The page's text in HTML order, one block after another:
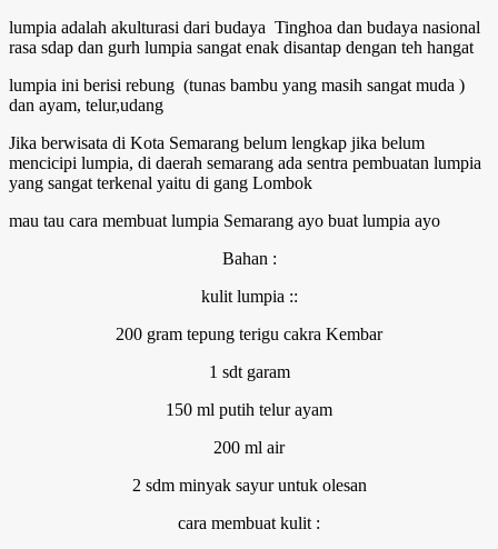
lumpia adalah akulturasi dari budaya Tinghoa dan budaya nasional
rasa sdap dan gurh lumpia sangat enak disantap dengan teh hangat
lumpia ini berisi rebung (tunas bambu yang masih sangat muda )
dan ayam, telur,udang
Jika berwisata di Kota Semarang belum lengkap jika belum
mencicipi lumpia, di daerah semarang ada sentra pembuatan lumpia
yang sangat terkenal yaitu di gang Lombok
mau tau cara membuat lumpia Semarang ayo buat lumpia ayo
Bahan :
kulit lumpia ::
200 gram tepung terigu cakra Kembar
1 sdt garam
150 ml putih telur ayam
200 ml air
2 sdm minyak sayur untuk olesan
cara membuat kulit :